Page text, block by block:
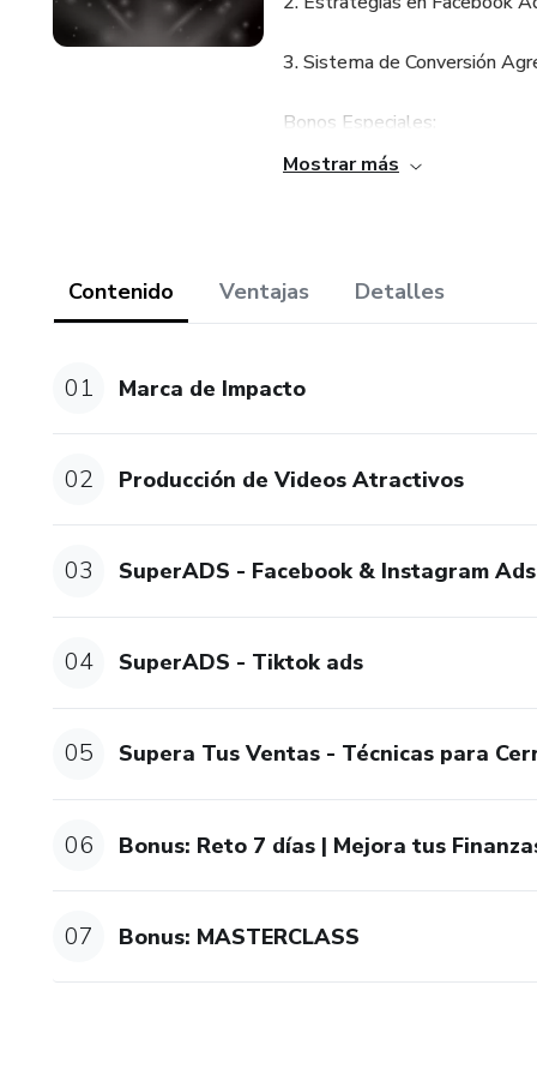
3. Sistema de Conversión
Bonos Especiales:
Ventas por llamadas
Clases en VIVO para poner
Mostrar más
Contenido Ventajas Detalles
01 Marca de Impacto
02 Producción de Videos Atractivos
03 SuperADS - Facebook & Instagram Ads
04 SuperADS - Tiktok ads
05 Supera Tus Ventas - Técnicas para
06 Bonus: Reto 7 días | Mejora tus
07 Bonus: MASTERCLASS